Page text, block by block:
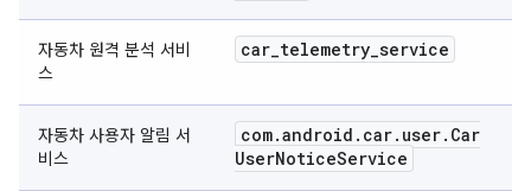
자동차 원격 분석 서비
스
car_telemetry_service
자동차 사용자 알림 서
비스
com.android . car. user. Car
UserNoticeService